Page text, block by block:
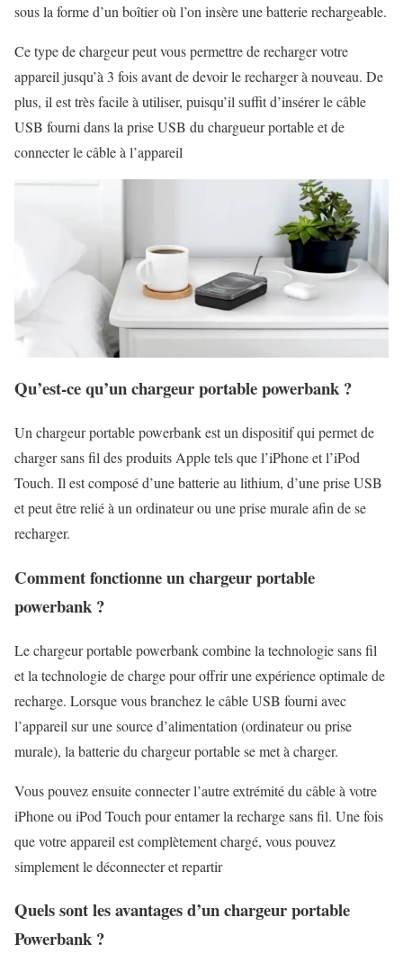
sous la forme d’un boîtier où l’on insère une batterie rechargeable.
Ce type de chargeur peut vous permettre de recharger votre
appareil jusqu’à 3 fois avant de devoir le recharger à nouveau. De
plus, il est très facile à utiliser, puisqu’il suffit d’insérer le câble
USB fourni dans la prise USB du chargueur portable et de
connecter le câble à l’appareil
Qu’est-ce qu’un chargeur portable powerbank ?
Un chargeur portable powerbank est un dispositif qui permet de
charger sans fil des produits Apple tels que l’iPhone et l’iPod
Touch. Il est composé d’une batterie au lithium, d’une prise USB
et peut être relié à un ordinateur ou une prise murale afin de se
recharger.
Comment fonctionne un chargeur portable
powerbank ?
Le chargeur portable powerbank combine la technologie sans fil
et la technologie de charge pour offrir une expérience optimale de
recharge. Lorsque vous branchez le câble USB fourni avec
l’appareil sur une source d’alimentation (ordinateur ou prise
murale), la batterie du chargeur portable se met à charger.
Vous pouvez ensuite connecter l’autre extrémité du câble à votre
iPhone ou iPod Touch pour entamer la recharge sans fil. Une fois
que votre appareil est complètement chargé, vous pouvez
simplement le déconnecter et repartir
Quels sont les avantages d’un chargeur portable
Powerbank ?